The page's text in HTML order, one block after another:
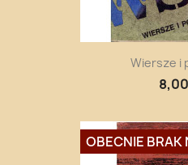
Wiersze i
OBECNIE BRAK